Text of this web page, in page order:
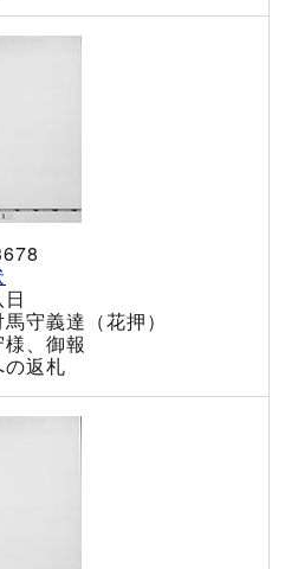
守義達（花押）
、御報
返札